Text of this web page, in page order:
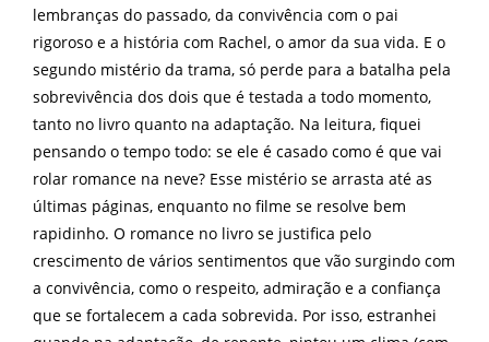
lembranças do passado, da convivência com o pai
rigoroso e a história com Rachel, o amor da sua vida. E o
segundo mistério da trama, só perde para a batalha pela
sobrevivência dos dois que é testada a todo momento,
tanto no livro quanto na adaptação. Na leitura, fiquei
pensando o tempo todo: se ele é casado como é que vai
rolar romance na neve? Esse mistério se arrasta até as
últimas páginas, enquanto no filme se resolve bem
rapidinho. O romance no livro se justifica pelo
crescimento de vários sentimentos que vão surgindo com
a convivência, como o respeito, admiração e a confiança
que se fortalecem a cada sobrevida. Por isso, estranhei